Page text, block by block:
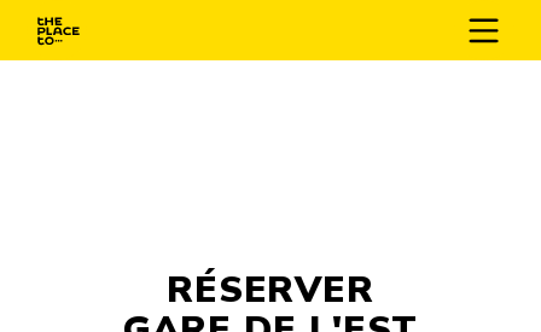
RÉSERVER